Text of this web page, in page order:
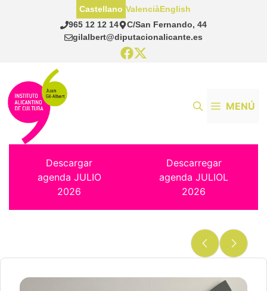
965 12 12 14
C/San Fernando, 44
gilalbert@diputacionalicante.es
Castellano ValenciàEnglish
MENÚ
Descargar
agenda JULIO
2026
Descarregar
agenda JULIOL
2026